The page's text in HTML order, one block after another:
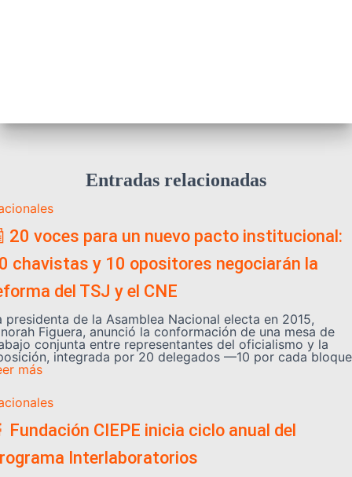
Entradas relacionadas
20 voces para un nuevo pacto institucional:
chavistas y 10 opositores negociarán la
del TSJ y el CNE
presidenta de la Asamblea Nacional electa en 2015,
Figuera, anunció la conformación de una mesa de
conjunta entre representantes del oficialismo y la
integrada por 20 delegados —10 por cada bloque
más
Fundación CIEPE inicia ciclo anual del
Interlaboratorios